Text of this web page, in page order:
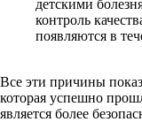
детскими
контроль
появляются в
Все эти причины
которая успешно
является более